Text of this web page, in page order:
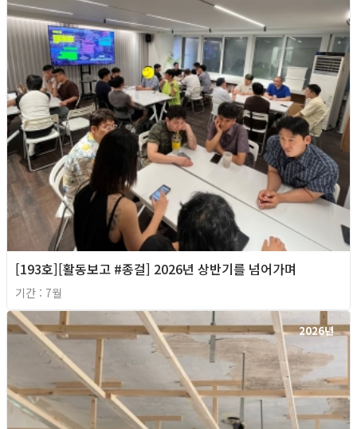
[193호][활동보고 #종걸] 2026년 상반기를 넘어가며
기간 : 7월
2026년